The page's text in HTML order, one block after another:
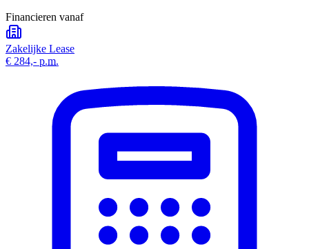
Financieren vanaf
Zakelijke Lease
€ 284,- p.m.